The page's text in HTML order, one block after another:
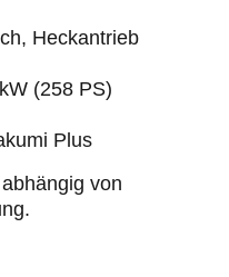
Heckantrieb
(258 PS)
Plus
von